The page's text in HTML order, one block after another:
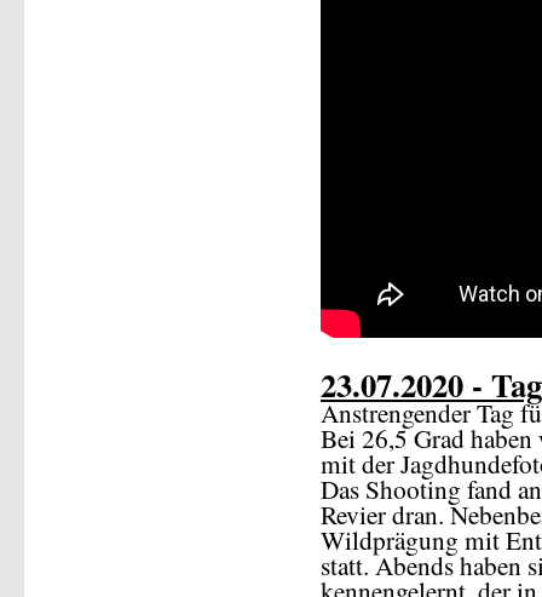
23.07.2020 -
Anstrengender Tag
Bei 26,5 Grad
mit der
Das Shooting fand
Revier dran.
Wildprägung mit
statt. Abends haben